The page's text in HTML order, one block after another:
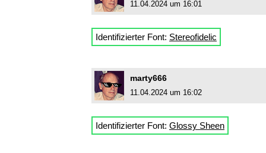
11.04.2024 um 16:01
Identifizierter Font: Stereofidelic
marty666
11.04.2024 um 16:02
Identifizierter Font: Glossy Sheen